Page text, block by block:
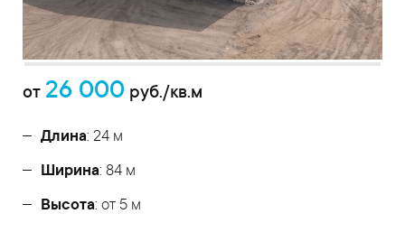
от 26 000 руб./кв.м
Длина: 24 м
Ширина: 84 м
Высота: от 5 м